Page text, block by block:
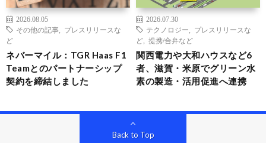
2026.08.05
その他の記事
プレスリリースな
ど
ネバーマイル：TGR Haas F1
Teamとのパートナーシップ
契約を締結しました
2026.07.30
テクノロジー
プレスリリースな
ど
提携/合弁など
関西電力や大和ハウスなど6
者、滋賀・米原でグリーン水
素の製造・活用促進へ連携
Back to Top